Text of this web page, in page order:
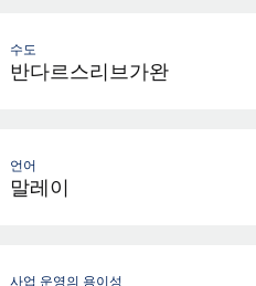
수도
반다르스리브가완
언어
말레이
사업 운영의 용이성